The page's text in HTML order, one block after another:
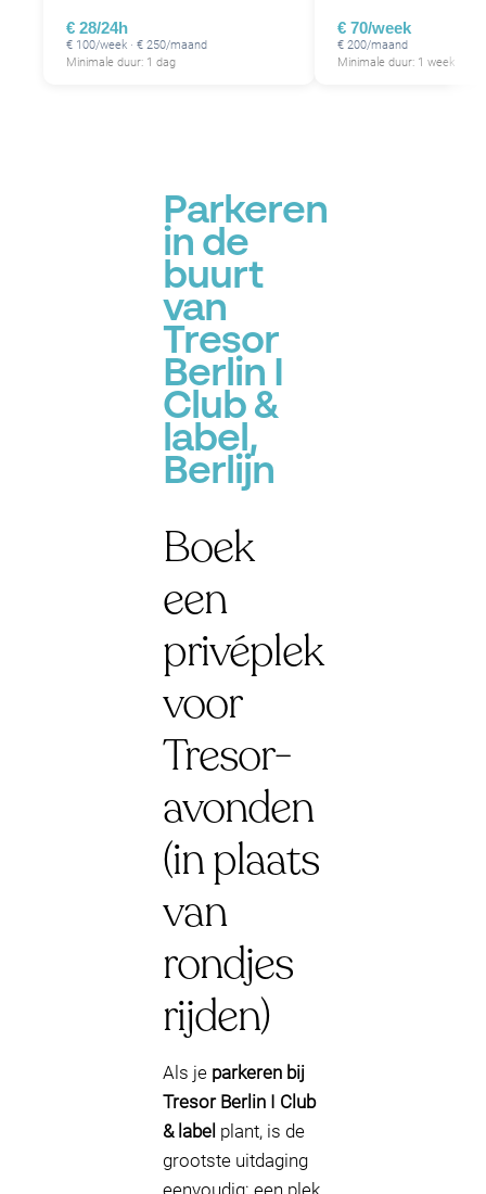
€ 28/24h
€ 100/week · € 250/maand
Minimale duur: 1 dag
€ 70/week
€ 200/maand
Minimale duur: 1 week
Parkeren
in de
buurt
van
Tresor
Berlin I
Club &
label,
Berlijn
Boek
een
privéplek
voor
Tresor-
avonden
(in plaats
van
rondjes
rijden)
Als je parkeren bij
Tresor Berlin I Club
& label plant, is de
grootste uitdaging